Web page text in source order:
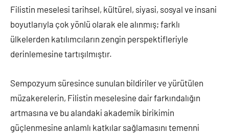
Filistin meselesi tarihsel, kültürel, siyasi, sosyal ve insani
boyutlarıyla çok yönlü olarak ele alınmış; farklı
ülkelerden katılımcıların zengin perspektifleriyle
derinlemesine tartışılmıştır.
Sempozyum süresince sunulan bildiriler ve yürütülen
müzakerelerin, Filistin meselesine dair farkındalığın
artmasına ve bu alandaki akademik birikimin
güçlenmesine anlamlı katkılar sağlamasını temenni